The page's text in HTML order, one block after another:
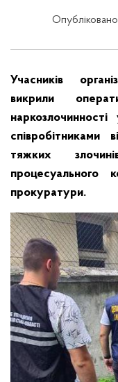
Учасників
викрили
співробітниками
тяжких
процесуального
прокуратури.